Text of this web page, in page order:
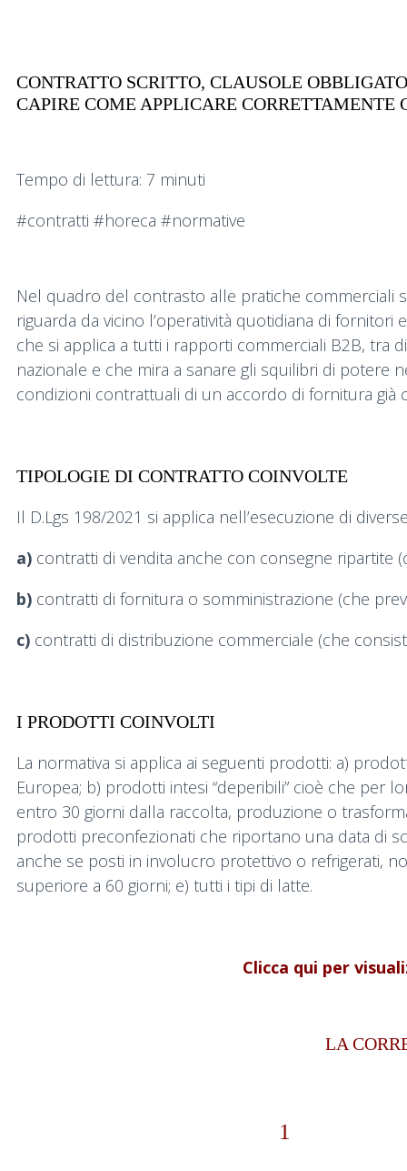
CONTRATTO SCRITTO, CLAUSOLE
CAPIRE COME APPLICARE
Tempo di lettura: 7 minuti
#contratti #horeca #normative
Nel quadro del contrasto alle pratiche commerciali
riguarda da vicino l’operatività quotidiana di
che si applica a tutti i rapporti commerciali B2B,
nazionale e che mira a sanare gli squilibri di potere
condizioni contrattuali di un accordo di fornitura già
TIPOLOGIE DI CONTRATTO COINVOLTE
Il D.Lgs 198/2021 si applica nell’esecuzione di
a) contratti di vendita anche con consegne ripartite
b) contratti di fornitura o somministrazione (che
c) contratti di distribuzione commerciale (che
I PRODOTTI COINVOLTI
La normativa si applica ai seguenti prodotti: a)
Europea; b) prodotti intesi “deperibili” cioè che
entro 30 giorni dalla raccolta, produzione o
prodotti preconfezionati che riportano una data di
anche se posti in involucro protettivo o refrigerati,
superiore a 60 giorni; e) tutti i tipi di latte.
Clicca qui per
LA
1